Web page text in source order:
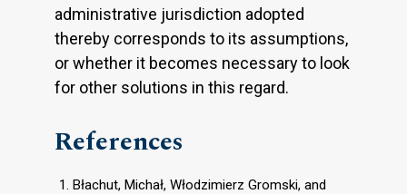
administrative jurisdiction adopted
thereby corresponds to its assumptions,
or whether it becomes necessary to look
for other solutions in this regard.
References
Błachut, Michał, Włodzimierz Gromski, and